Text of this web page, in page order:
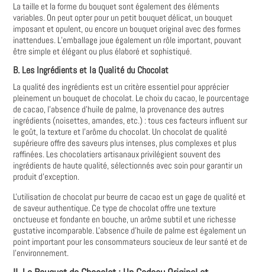
La taille et la forme du bouquet sont également des éléments
variables. On peut opter pour un petit bouquet délicat, un bouquet
imposant et opulent, ou encore un bouquet original avec des formes
inattendues. L’emballage joue également un rôle important, pouvant
être simple et élégant ou plus élaboré et sophistiqué.
B. Les Ingrédients et la Qualité du Chocolat
La qualité des ingrédients est un critère essentiel pour apprécier
pleinement un bouquet de chocolat. Le choix du cacao, le pourcentage
de cacao, l'absence d'huile de palme, la provenance des autres
ingrédients (noisettes, amandes, etc.) : tous ces facteurs influent sur
le goût, la texture et l'arôme du chocolat. Un chocolat de qualité
supérieure offre des saveurs plus intenses, plus complexes et plus
raffinées. Les chocolatiers artisanaux privilégient souvent des
ingrédients de haute qualité, sélectionnés avec soin pour garantir un
produit d'exception.
L'utilisation de chocolat pur beurre de cacao est un gage de qualité et
de saveur authentique. Ce type de chocolat offre une texture
onctueuse et fondante en bouche, un arôme subtil et une richesse
gustative incomparable. L'absence d'huile de palme est également un
point important pour les consommateurs soucieux de leur santé et de
l'environnement.